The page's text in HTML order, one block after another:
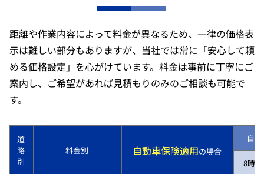
距離や作業内容によって料金が異なるため、一律の価格表
示は難しい部分もありますが、当社では常に「安心して頼
める価格設定」を心がけています。料金は事前に丁寧にご
案内し、ご希望があれば見積もりのみのご相談も可能で
す。
道
路
別
料金別 自動車保険適用の場合
自
8時